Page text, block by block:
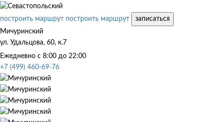
построить маршрут построить маршрут
записаться
Мичуринский
ул. Удальцова, 60, к.7
Ежедневно с 8:00 до 22:00
+7 (499) 460-69-76